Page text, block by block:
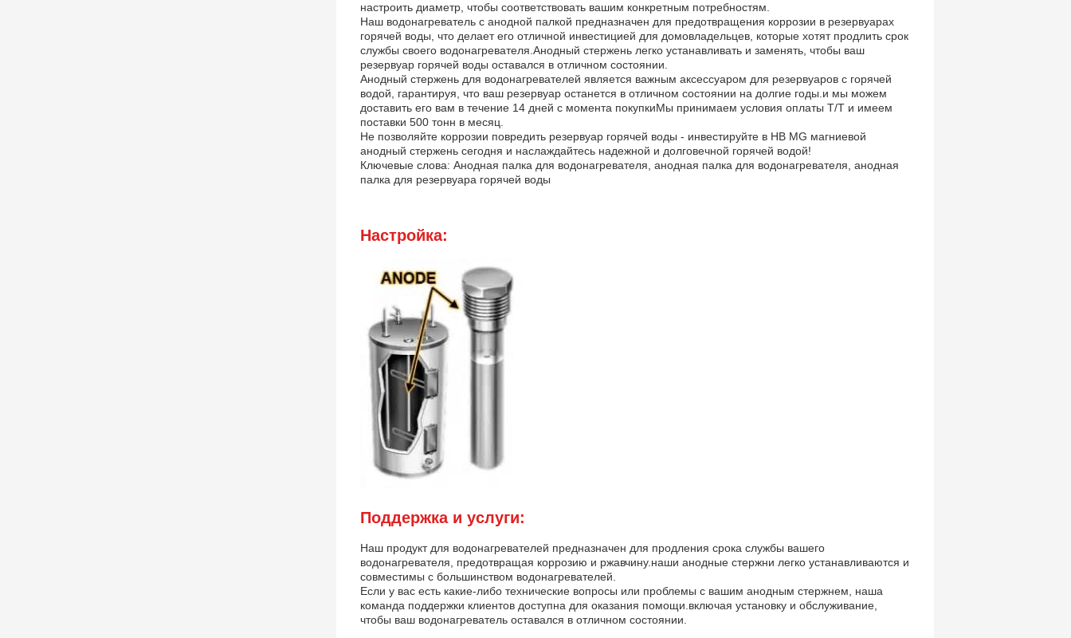
настроить диаметр, чтобы соответствовать вашим конкретным потребностям.
Наш водонагреватель с анодной палкой предназначен для предотвращения коррозии в резервуарах
горячей воды, что делает его отличной инвестицией для домовладельцев, которые хотят продлить срок
службы своего водонагревателя.Анодный стержень легко устанавливать и заменять, чтобы ваш
резервуар горячей воды оставался в отличном состоянии.
Анодный стержень для водонагревателей является важным аксессуаром для резервуаров с горячей
водой, гарантируя, что ваш резервуар останется в отличном состоянии на долгие годы.и мы можем
доставить его вам в течение 14 дней с момента покупкиМы принимаем условия оплаты T/T и имеем
поставки 500 тонн в месяц.
Не позволяйте коррозии повредить резервуар горячей воды - инвестируйте в HB MG магниевой
анодный стержень сегодня и наслаждайтесь надежной и долговечной горячей водой!
Ключевые слова: Анодная палка для водонагревателя, анодная палка для водонагревателя, анодная
палка для резервуара горячей воды
Настройка:
Поддержка и услуги:
Наш продукт для водонагревателей предназначен для продления срока службы вашего
водонагревателя, предотвращая коррозию и ржавчину.наши анодные стержни легко устанавливаются и
совместимы с большинством водонагревателей.
Если у вас есть какие-либо технические вопросы или проблемы с вашим анодным стержнем, наша
команда поддержки клиентов доступна для оказания помощи.включая установку и обслуживание,
чтобы ваш водонагреватель оставался в отличном состоянии.